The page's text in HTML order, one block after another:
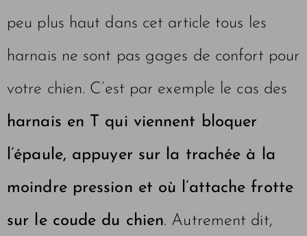
peu plus haut dans cet article tous les
harnais ne sont pas gages de confort pour
votre chien. C’est par exemple le cas des
harnais en T qui viennent bloquer
l’épaule, appuyer sur la trachée à la
moindre pression et où l’attache frotte
sur le coude du chien. Autrement dit,